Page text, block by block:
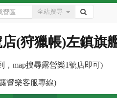
全站搜尋
(狩獵帳)左鎮旗
，map搜尋露營樂1號店即可)
營樂客服專線)